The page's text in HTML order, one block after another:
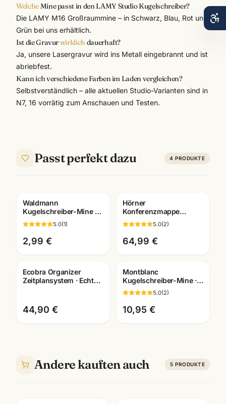
WelcheMine passt in den LAMY Studio Kugelschreiber?
Die LAMY M16 Großraummine – in Schwarz, Blau, Rot und
Grün bei uns erhältlich.
Ist die Gravurwirklich dauerhaft?
Ja, unsere Lasergravur wird ins Metall eingebrannt und ist
abriebfest.
Kann ich verschiedene Farben im Laden vergleichen?
Selbstverständlich – alle aktuellen Studio-Varianten sind in
N7, 16 vorrätig zum Anschauen und Testen.
Passt perfekt dazu 4 PRODUKTE
Gravur
Waldmann
Kugelschreiber-Mine M
· blau/schwarz ·
Medium-Strichbreite
5.0(1)
2,99 €
Hörner
Konferenzmappe
Echtleder ·
verschiedene
Ausfuehrungen ·
Bueroausstattung
5.0(2)
64,99 €
Ecobra Organizer
Zeitplansystem · Echtes
44,90 €
Gravur
Montblanc
Kugelschreiber-Mine ·
F/M/B ·
blau/schwarz/rot/gruen
· Original-Ersatzmine
5.0(2)
10,95 €
Andere kauften auch 5 PRODUKTE